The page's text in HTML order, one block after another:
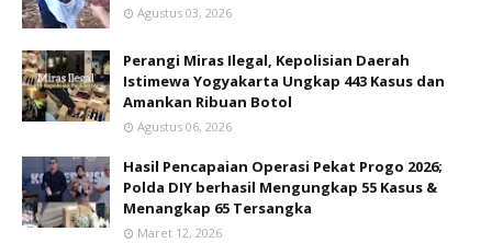
Agustus 03, 2026
Perangi Miras Ilegal, Kepolisian Daerah
Istimewa Yogyakarta Ungkap 443 Kasus dan
Amankan Ribuan Botol
Agustus 06, 2026
Hasil Pencapaian Operasi Pekat Progo 2026;
Polda DIY berhasil Mengungkap 55 Kasus &
Menangkap 65 Tersangka
Maret 12, 2026